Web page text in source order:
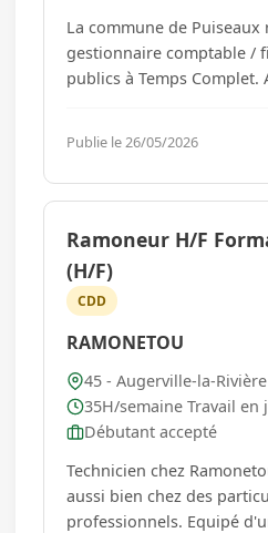
La commune de Puiseaux
gestionnaire comptable /
publics à Temps Complet. Activités et tâches
financière et comptable
commune - Réceptionner,
pièces justificatives,
Publie le 26/05/2026
Ramoneur H/F
(H/F)
CDD
RAMONETOU
45 - Augerville-la-Rivière
35H/semaine Travail en
Débutant accepté
Technicien chez
aussi bien chez des
professionnels. Equipé d'une voiture ayant tout